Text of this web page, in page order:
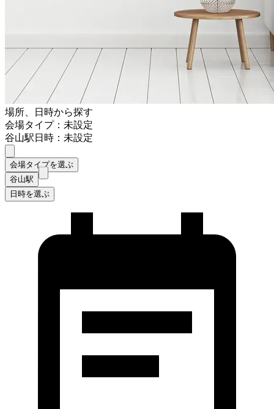
場所、日時から探す
会場タイプ：未設定
谷山駅日時：未設定
会場タイプを選ぶ
谷山駅
日時を選ぶ